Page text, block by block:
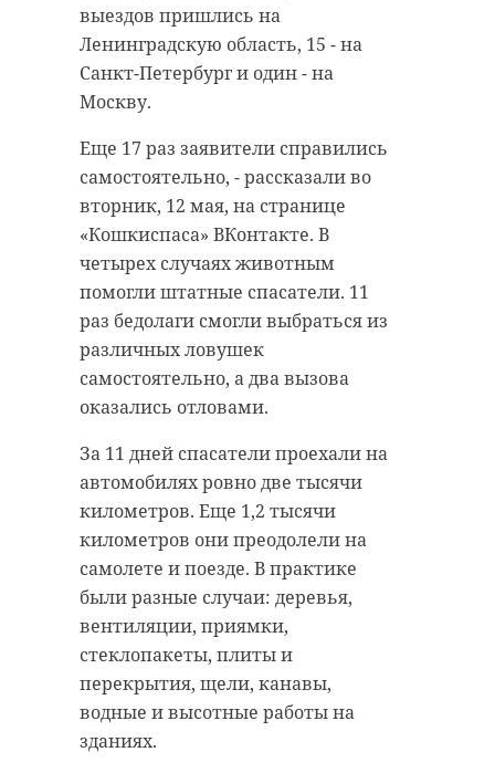
выездов пришлись на
Ленинградскую область, 15 - на
Санкт-Петербург и один - на
Москву.
Еще 17 раз заявители справились
самостоятельно, - рассказали во
вторник, 12 мая, на странице
«Кошкиспаса» ВКонтакте. В
четырех случаях животным
помогли штатные спасатели. 11
раз бедолаги смогли выбраться из
различных ловушек
самостоятельно, а два вызова
оказались отловами.
За 11 дней спасатели проехали на
автомобилях ровно две тысячи
километров. Еще 1,2 тысячи
километров они преодолели на
самолете и поезде. В практике
были разные случаи: деревья,
вентиляции, приямки,
стеклопакеты, плиты и
перекрытия, щели, канавы,
водные и высотные работы на
зданиях.